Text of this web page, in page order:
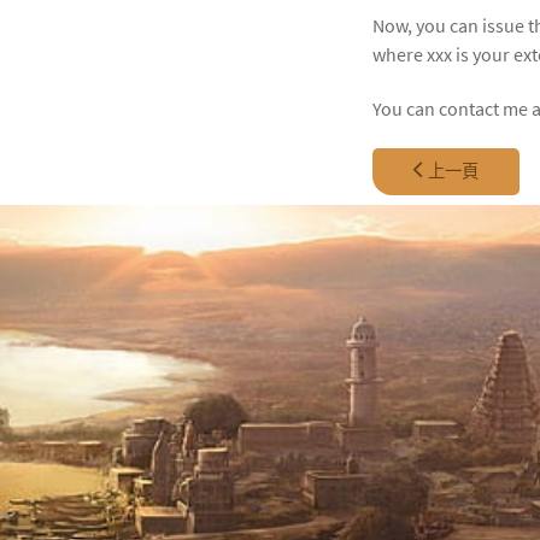
Now, you can issue
where xxx is your
You can contact me
上一篇文章: 04 -
上一頁